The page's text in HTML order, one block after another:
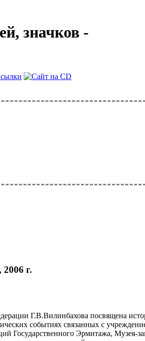
значков -
г.
Г.В.Вилинбахова посвящена
событиях связанных с
Государственного Эрмитажа, Музея-